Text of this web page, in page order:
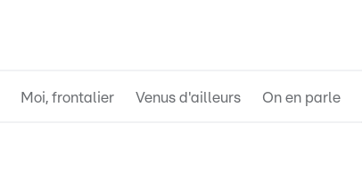
Moi, frontalier Venus d'ailleurs On en parle